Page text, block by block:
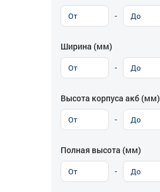
-
Ширина (мм)
-
Высота корпуса акб (мм)
-
Полная высота (мм)
-